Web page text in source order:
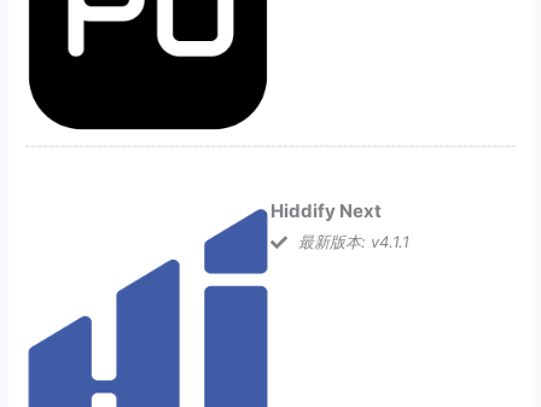
Hiddify Next
最新版本: v4.1.1